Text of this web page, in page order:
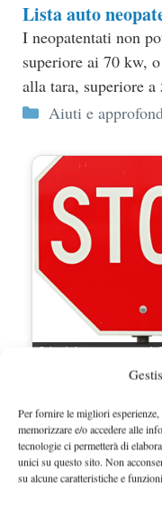
Per fornire le migliori
memorizzare e/o accedere alle
tecnologie ci permetterà di
unici su questo sito. Non
su alcune caratteristiche e
Lista auto
I neopatentati non
superiore ai 70 kw,
alla tara, superiore a
Categorie
Aiuti e
Limiti neopatentati